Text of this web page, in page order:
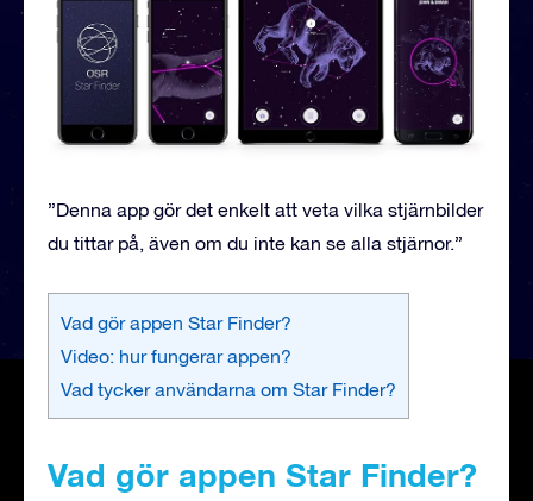
”Denna app gör det enkelt att veta vilka stjärnbilder
du tittar på, även om du inte kan se alla stjärnor.”
Vad gör appen Star Finder?
Video: hur fungerar appen?
Vad tycker användarna om Star Finder?
Vad gör appen Star Finder?